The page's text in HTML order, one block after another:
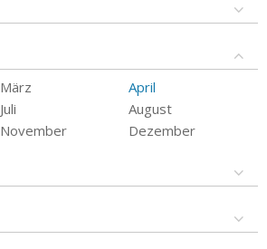
März
April
Juli
August
November Dezember